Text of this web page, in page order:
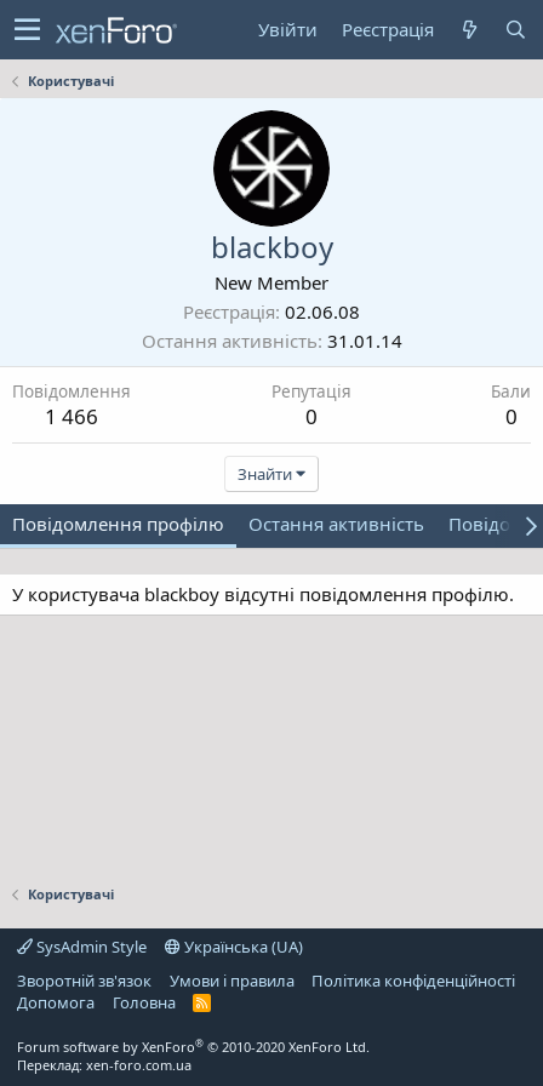
Увійти Реєстрація
Користувачі
blackboy
New Member
Реєстрація 02.06.08
Остання активність 31.01.14
Повідомлення
1 466
Репутація
0
Бали
0
Знайти
Повідомлення профілю Остання активність
У користувача blackboy відсутні повідомлення профілю.
Користувачі
SysAdmin Style
Українська (UA)
Зворотній зв'язок
Умови і правила
Політика конфіденційності
Дoпoмoга
Головна
R
Forum software by XenForo® © 2010-2020 XenForo Ltd.
Переклад: xen-foro.com.ua